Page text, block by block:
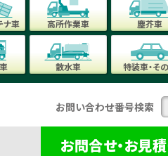
ナ車 高所作業車 塵芥車
散水車 特装車・そ
お問い合わせ番号検索
お問合せ・お見